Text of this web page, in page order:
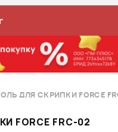
ДЛЯ СКРИПКИ FORCE
FORCE FRC-02